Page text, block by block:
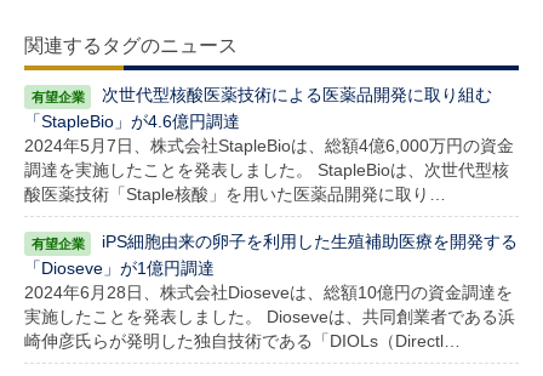
関連するタグのニュース
次世代型核酸医薬技術による医薬品開発に取り組む
「StapleBio」が4.6億円調達
2024年5月7日、株式会社StapleBioは、総額4億6,000万円の資金
調達を実施したことを発表しました。 StapleBioは、次世代型核
酸医薬技術「Staple核酸」を用いた医薬品開発に取り…
iPS細胞由来の卵子を利用した生殖補助医療を開発する
「Dioseve」が1億円調達
2024年6月28日、株式会社Dioseveは、総額10億円の資金調達を
実施したことを発表しました。 Dioseveは、共同創業者である浜
崎伸彦氏らが発明した独自技術である「DIOLs（Directl…